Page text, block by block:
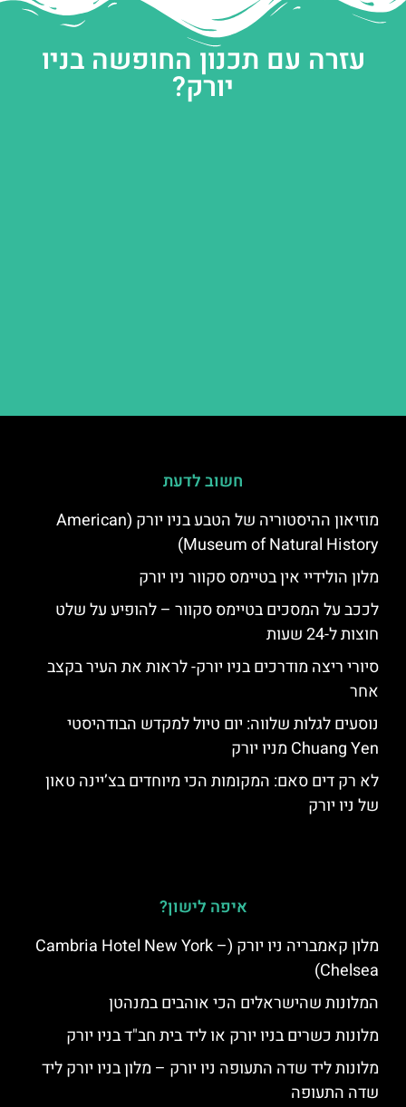
עזרה עם תכנון החופשה בניו
יורק?
חשוב לדעת
מוזיאון ההיסטוריה של הטבע בניו יורק (American
Museum of Natural History)
מלון הולידיי אין בטיימס סקוור ניו יורק
לככב על המסכים בטיימס סקוור – להופיע על שלט
חוצות ל-24 שעות
סיורי ריצה מודרכים בניו יורק- לראות את העיר בקצב
אחר
נוסעים לגלות שלווה: יום טיול למקדש הבודהיסטי
Chuang Yen מניו יורק
לא רק דים סאם: המקומות הכי מיוחדים בצ’יינה טאון
של ניו יורק
איפה לישון?
מלון קאמבריה ניו יורק (Cambria Hotel New York –
Chelsea)
המלונות שהישראלים הכי אוהבים במנהטן
מלונות כשרים בניו יורק או ליד בית חב"ד בניו יורק
מלונות ליד שדה התעופה ניו יורק – מלון בניו יורק ליד
שדה התעופה